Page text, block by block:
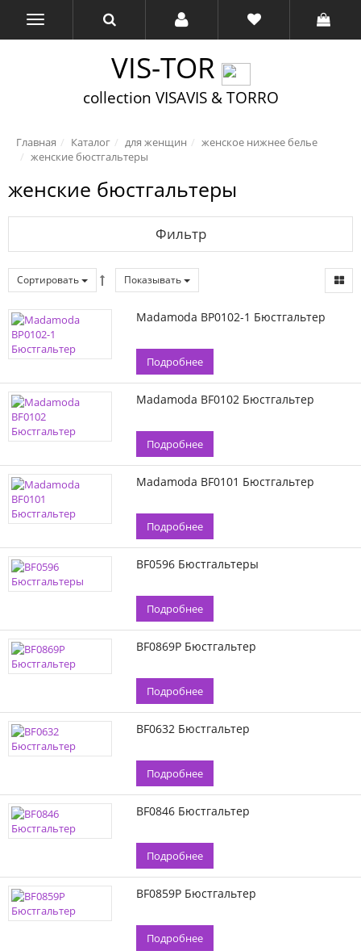
VIS-TOR
collection VISAVIS & TORRO
Главная Каталог для женщин
женское нижнее белье
женские бюстгальтеры
женские бюстгальтеры
Фильтр
Сортировать Показывать
Madamoda BP0102-1 Бюстгальтер
Подробнее
Madamoda BF0102 Бюстгальтер
Подробнее
Madamoda BF0101 Бюстгальтер
Подробнее
BF0596 Бюстгальтеры
Подробнее
BF0869P Бюстгальтер
Подробнее
BF0632 Бюстгальтер
Подробнее
BF0846 Бюстгальтер
Подробнее
BF0859P Бюстгальтер
Подробнее